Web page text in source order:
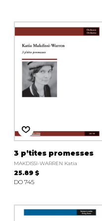
3 p’tites promesses
MAKDISSI-WARREN Katia
25.89 $
DO 745